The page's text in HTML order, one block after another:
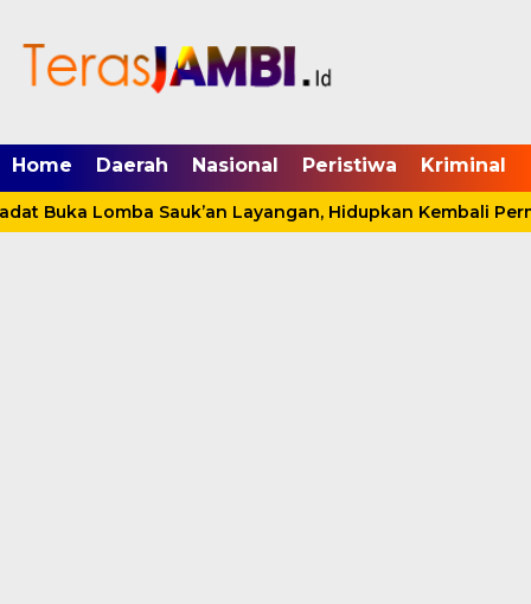
Home Daerah Nasional Peristiwa Kriminal
Buka Lomba Sauk’an Layangan, Hidupkan Kembali